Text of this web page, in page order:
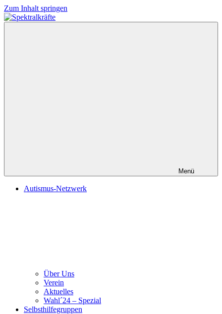
Zum Inhalt springen
Menü
Autismus-Netzwerk
Über Uns
Verein
Aktuelles
Wahl´24 – Spezial
Selbsthilfegruppen